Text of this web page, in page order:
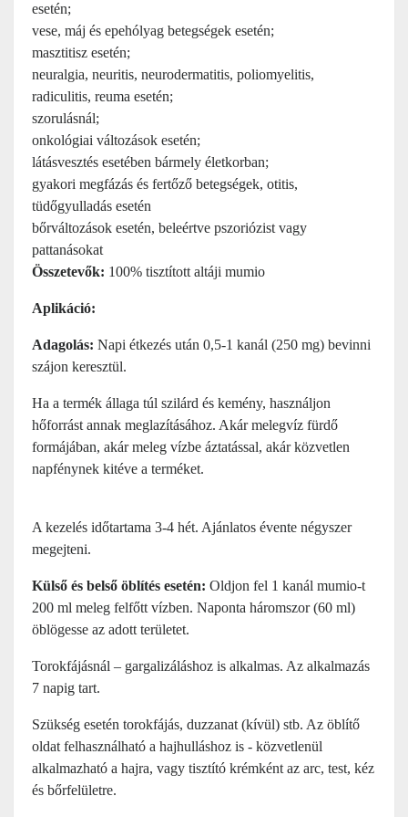
esetén;
vese, máj és epehólyag betegségek esetén;
masztitisz esetén;
neuralgia, neuritis, neurodermatitis, poliomyelitis,
radiculitis, reuma esetén;
szorulásnál;
onkológiai változások esetén;
látásvesztés esetében bármely életkorban;
gyakori megfázás és fertőző betegségek, otitis,
tüdőgyulladás esetén
bőrváltozások esetén, beleértve pszoriózist vagy
pattanásokat
Összetevők: 100% tisztított altáji mumio
Aplikáció:
Adagolás: Napi étkezés után 0,5-1 kanál (250 mg) bevinni
szájon keresztül.
Ha a termék állaga túl szilárd és kemény, használjon
hőforrást annak meglazításához. Akár melegvíz fürdő
formájában, akár meleg vízbe áztatással, akár közvetlen
napfénynek kitéve a terméket.
A kezelés időtartama 3-4 hét. Ajánlatos évente négyszer
megejteni.
Külső és belső öblítés esetén: Oldjon fel 1 kanál mumio-t
200 ml meleg felfőtt vízben. Naponta háromszor (60 ml)
öblögesse az adott területet.
Torokfájásnál – gargalizáláshoz is alkalmas. Az alkalmazás
7 napig tart.
Szükség esetén torokfájás, duzzanat (kívül) stb. Az öblítő
oldat felhasználható a hajhulláshoz is - közvetlenül
alkalmazható a hajra, vagy tisztító krémként az arc, test, kéz
és bőrfelületre.